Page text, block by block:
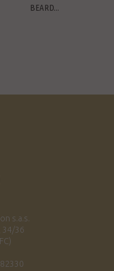
BEARD...
s.a.s.
34/36